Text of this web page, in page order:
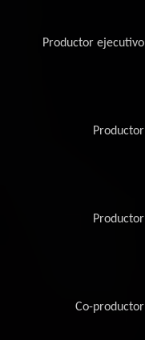
Productor ejecutivo
Productor
Productor
Co-productor